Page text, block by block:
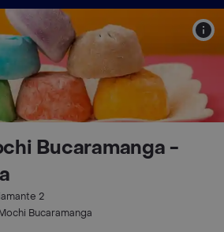
Bucaramanga -
2
Bucaramanga